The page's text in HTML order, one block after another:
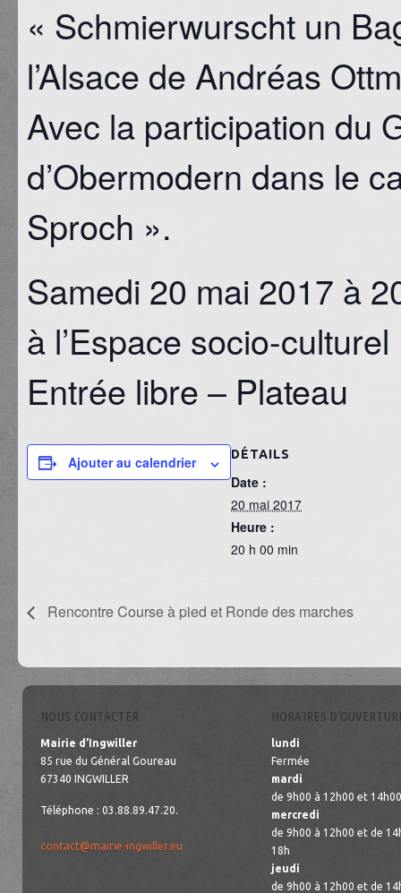
« Schmierwurscht un
l’Alsace de Andréas
Avec la participation du
d’Obermodern dans le
Sproch ».
Samedi 20 mai 2017 à
à l’Espace socio-culturel
Entrée libre – Plateau
Ajouter au calendrier DÉTAILS
Date :
20 mai 2017
Heure :
20 h 00 min
Rencontre Course à pied et Ronde des marches
NOUS CONTACTER
Mairie d’Ingwiller
85 rue du Général Goureau
67340 INGWILLER
Téléphone : 03.88.89.47.20.
contact@mairie-ingwiller.eu
HORAIRES
lundi
Fermée
mardi
de 9h00 à 12h00 et
mercredi
de 9h00 à 12h00 et de
18h
jeudi
de 9h00 à 12h00 et de